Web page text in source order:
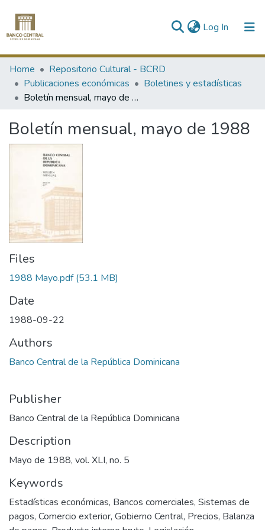
Log In (current)
Communities & Collections
All of DSpace
Home
Repositorio Cultural - BCRD
Publicaciones económicas
Boletines y estadísticas
Boletín mensual, mayo de 1988
Boletín mensual, mayo de 1988
Files
1988 Mayo.pdf(53.1 MB)
Date
1988-09-22
Authors
Banco Central de la República Dominicana
Publisher
Banco Central de la República Dominicana
Description
Mayo de 1988, vol. XLI, no. 5
Keywords
Estadísticas económicas, Bancos comerciales, Sistemas de
pagos, Comercio exterior, Gobierno Central, Precios, Balanza